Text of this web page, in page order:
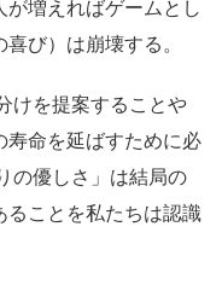
が増えればゲームとし
び）は崩壊する。
けを提案することや
寿命を延ばすために必
の優しさ」は結局の
ることを私たちは認識